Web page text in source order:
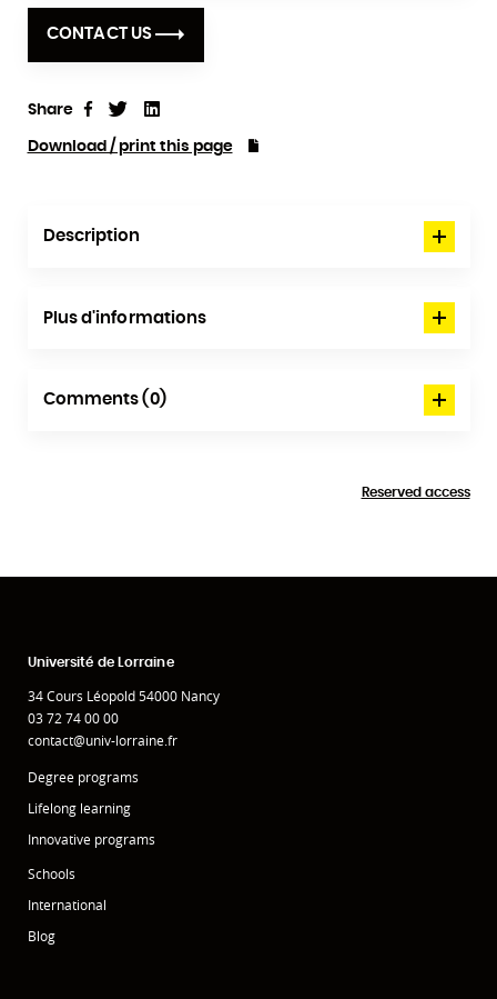
CONTACT US
Share ShareTweet
Download / print this page
Description
Plus d'informations
Comments (0)
Reserved access
Université de Lorraine
34 Cours Léopold 54000 Nancy
03 72 74 00 00
contact@univ-lorraine.fr
Degree programs
Lifelong learning
Innovative programs
Schools
International
Blog